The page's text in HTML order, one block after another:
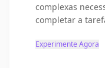
complexas
completar a
Experimente Agora